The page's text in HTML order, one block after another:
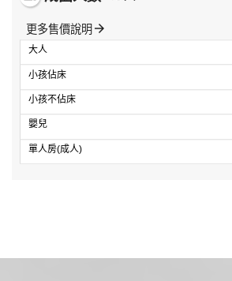
更多售價說明 arrow_forward